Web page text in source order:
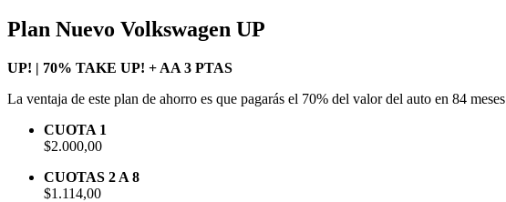
Plan Nuevo Volkswagen UP
UP! | 70% TAKE UP! + AA 3 PTAS
La ventaja de este plan de ahorro es que pagarás el 70% del valor del auto en 84
CUOTA 1
$2.000,00
CUOTAS 2 A 8
$1.114,00